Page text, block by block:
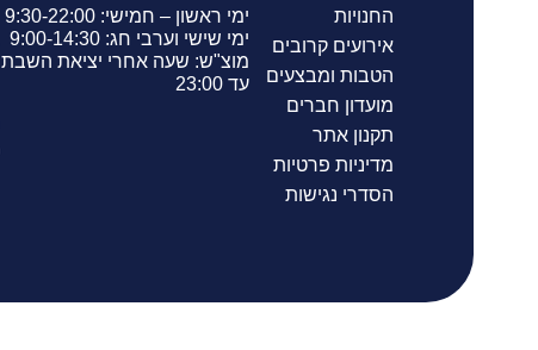
החנויות
אירועים קרובים
הטבות ומבצעים
מועדון חברים
תקנון אתר
מדיניות פרטיות
הסדרי נגישות
ימי ראשון – חמישי: 9:30-22:00
ימי שישי וערבי חג: 9:00-14:30
מוצ"ש: שעה אחרי יציאת השבת
עד 23:00